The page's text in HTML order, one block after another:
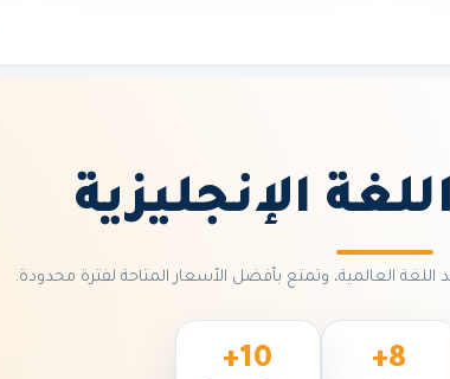
الإنجليزية
العالمية، وتمتع بأفضل الأسعار المتاحة لفترة محدودة.
8+
10+